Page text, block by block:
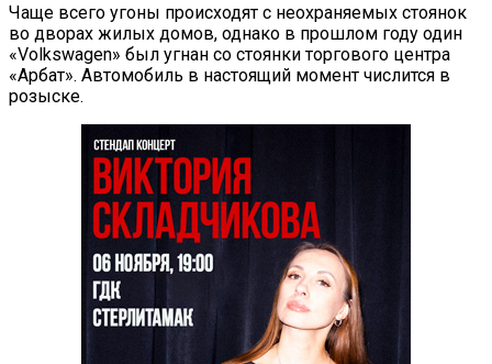
Чаще всего угоны происходят с неохраняемых стоянок
во дворах жилых домов, однако в прошлом году один
«Volkswagen» был угнан со стоянки торгового центра
«Арбат». Автомобиль в настоящий момент числится в
розыске.